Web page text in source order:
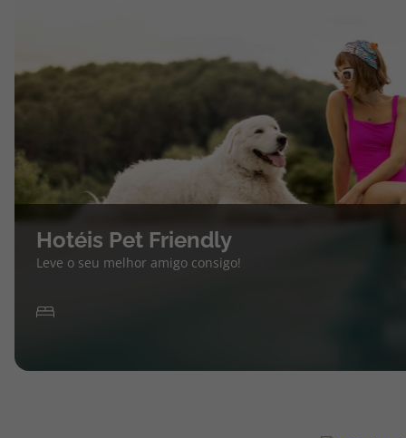
Hotéis Pet Friendly
Leve o seu melhor amigo consigo!